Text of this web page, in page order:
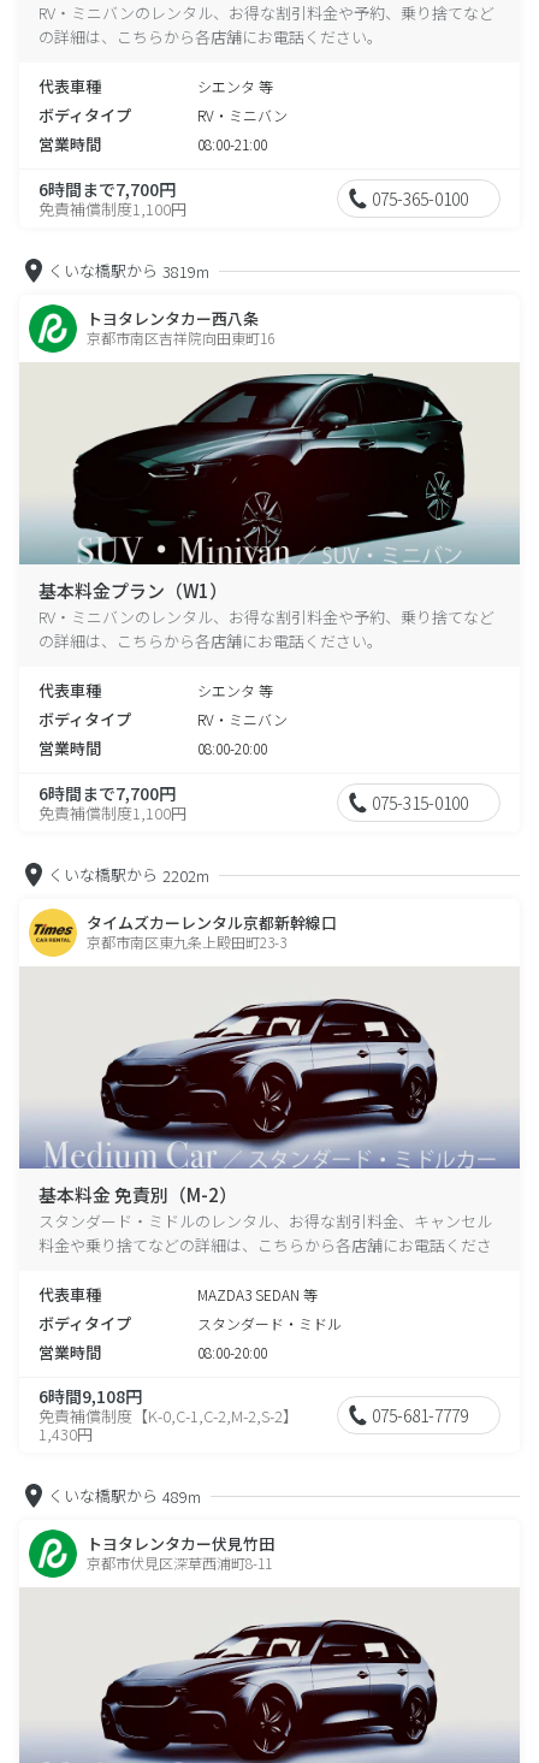
RV・ミニバンのレンタル、お得な割引料金や予約、乗り捨てなど
の詳細は、こちらから各店舗にお電話ください。
代表車種 シエンタ 等
ボディタイプ RV・ミニバン
営業時間 08:00-21:00
6時間まで7,700円
免責補償制度1,100円 075-365-0100
くいな橋駅から 3819m
トヨタレンタカー西八条
京都市南区吉祥院向田東町16
基本料金プラン（W1）
RV・ミニバンのレンタル、お得な割引料金や予約、乗り捨てなど
の詳細は、こちらから各店舗にお電話ください。
代表車種 シエンタ 等
ボディタイプ RV・ミニバン
営業時間 08:00-20:00
6時間まで7,700円
免責補償制度1,100円 075-315-0100
くいな橋駅から 2202m
タイムズカーレンタル京都新幹線口
京都市南区東九条上殿田町23-3
基本料金 免責別（M-2）
スタンダード・ミドルのレンタル、お得な割引料金、キャンセル
料金や乗り捨てなどの詳細は、こちらから各店舗にお電話くださ
代表車種
MAZDA3 SEDAN 等
ボディタイプ スタンダード・ミドル
営業時間 08:00-20:00
6時間9,108円
免責補償制度【K-0,C-1,C-2,M-2,S-2】
1,430円
075-681-7779
くいな橋駅から 489m
トヨタレンタカー伏見竹田
京都市伏見区深草西浦町8-11